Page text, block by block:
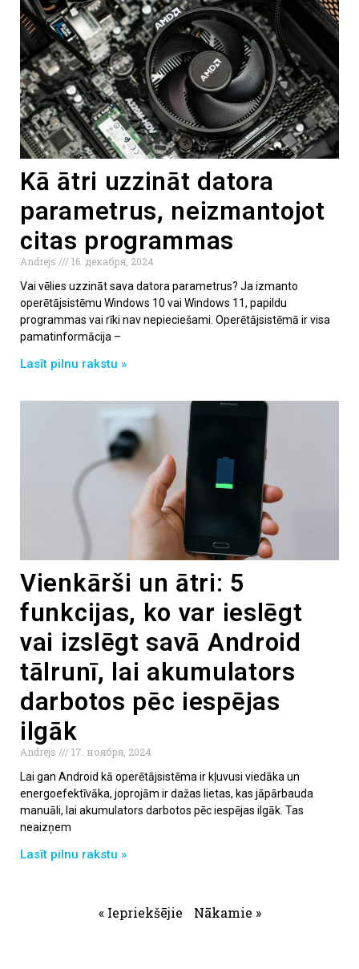
Kā ātri uzzināt datora
parametrus, neizmantojot
citas programmas
Andrejs
16. декабря, 2024
Vai vēlies uzzināt sava datora parametrus? Ja izmanto
operētājsistēmu Windows 10 vai Windows 11, papildu
programmas vai rīki nav nepieciešami. Operētājsistēmā ir visa
pamatinformācija –
Lasīt pilnu rakstu »
Vienkārši un ātri: 5
funkcijas, ko var ieslēgt
vai izslēgt savā Android
tālrunī, lai akumulators
darbotos pēc iespējas
ilgāk
Andrejs
17. ноября, 2024
Lai gan Android kā operētājsistēma ir kļuvusi viedāka un
energoefektīvāka, joprojām ir dažas lietas, kas jāpārbauda
manuāli, lai akumulators darbotos pēc iespējas ilgāk. Tas
neaizņem
Lasīt pilnu rakstu »
« Iepriekšējie Nākamie »